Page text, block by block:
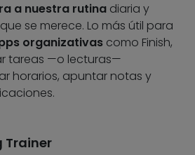
a nuestra rutina diaria y
se merece. Lo más útil para
organizativas como Finish,
tareas —o lecturas—
horarios, apuntar notas y
Trainer